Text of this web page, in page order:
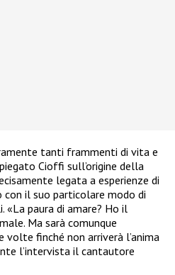
tanti frammenti di vita e
Cioffi sull’origine della
legata a esperienze di
il suo particolare modo di
«La paura di amare? Ho il
Ma sarà comunque
finché non arriverà l’anima
l’intervista il cantautore